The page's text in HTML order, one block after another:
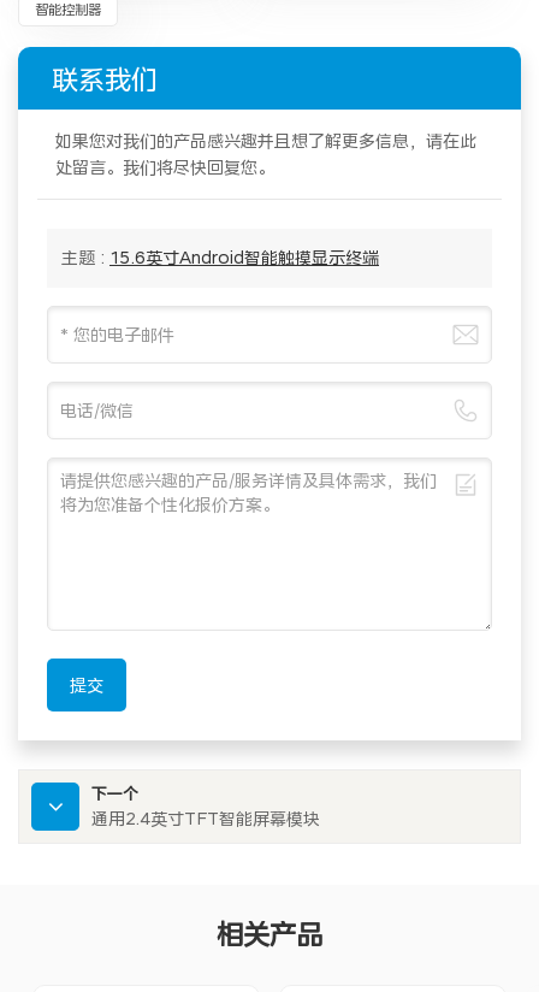
智能控制器
联系我们
如果您对我们的产品感兴趣并且想了解更多信息，请在此
处留言。我们将尽快回复您。
主题 : 15.6英寸Android智能触摸显示终端
提交
下一个
通用2.4英寸TFT智能屏幕模块
相关产品